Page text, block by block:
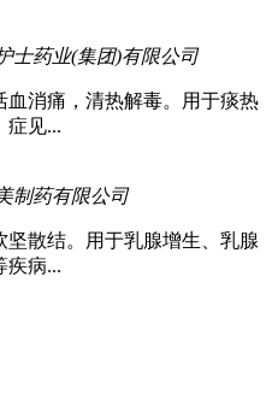
士药业(集团)有限公司
血消痛，清热解毒。用于痰热
症见...
制药有限公司
散结。用于乳腺增生、乳腺
疾病...